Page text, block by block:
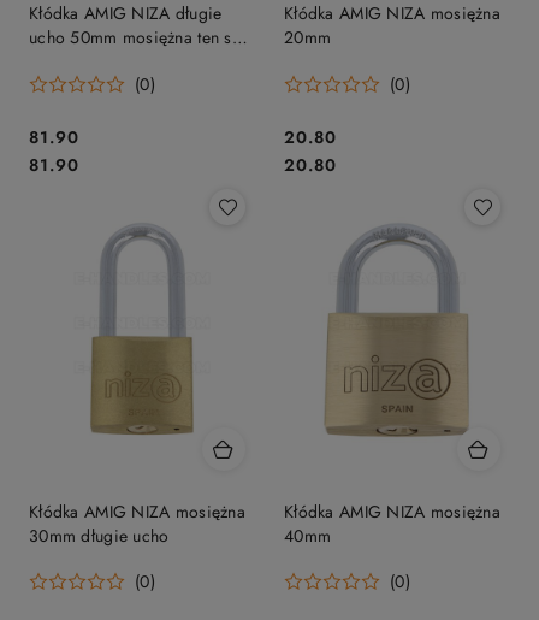
Kłódka AMIG NIZA długie
ucho 50mm mosiężna ten sam
(0)
Cena:
81.90
Cena:
81.90
Kłódka AMIG NIZA mosiężna
20mm
(0)
Cena:
20.80
Cena:
20.80
Kłódka AMIG NIZA mosiężna
30mm długie ucho
(0)
Kłódka AMIG NIZA mosiężna
40mm
(0)